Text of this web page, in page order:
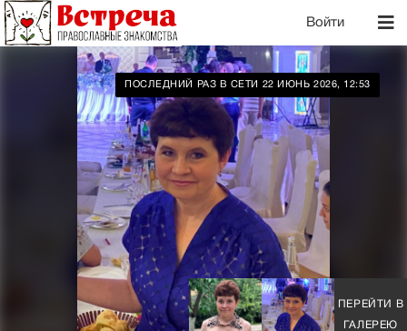
Войти
ПОСЛЕДНИЙ РАЗ В СЕТИ 22 ИЮНЬ 2026, 12:53
ПЕРЕЙТИ В
ГАЛЕРЕЮ